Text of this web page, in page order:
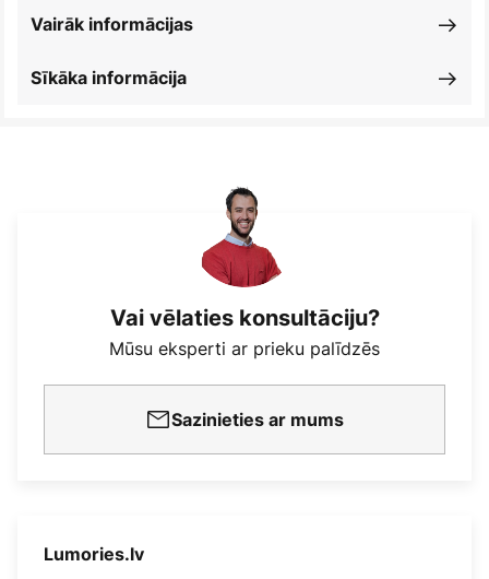
Sīkāka informācija
Vairāk informācijas
Vai vēlaties konsultāciju?
Mūsu eksperti ar prieku palīdzēs
Sazinieties ar mums
Lumories.lv